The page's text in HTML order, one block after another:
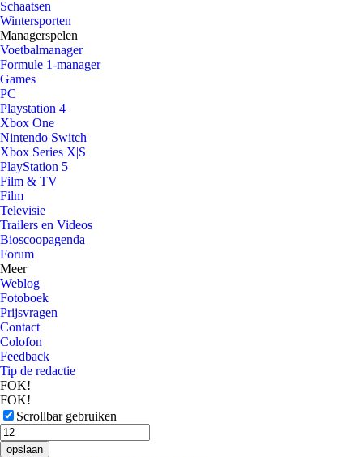
Schaatsen
Wintersporten
Managerspelen
Voetbalmanager
Formule 1-manager
Games
PC
Playstation 4
Xbox One
Nintendo Switch
Xbox Series X|S
PlayStation 5
Film & TV
Film
Televisie
Trailers en Videos
Bioscoopagenda
Forum
Meer
Weblog
Fotoboek
Prijsvragen
Contact
Colofon
Feedback
Tip de redactie
FOK!
FOK!
Scrollbar gebruiken
opslaan